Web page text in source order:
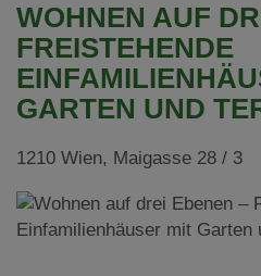
WOHNEN AUF
FREISTEHENDE
GARTEN UND
1210 Wien, Maigasse 28 / 3